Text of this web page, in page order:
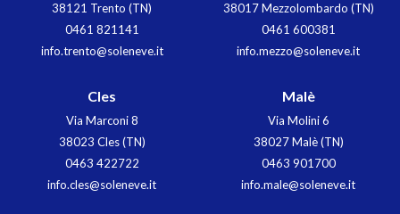
38121 Trento (TN)
0461 821141
info.trento@soleneve.it
38017 Mezzolombardo (TN)
0461 600381
info.mezzo@soleneve.it
Cles
Via Marconi 8
38023 Cles (TN)
0463 422722
info.cles@soleneve.it
Malè
Via Molini 6
38027 Malè (TN)
0463 901700
info.male@soleneve.it